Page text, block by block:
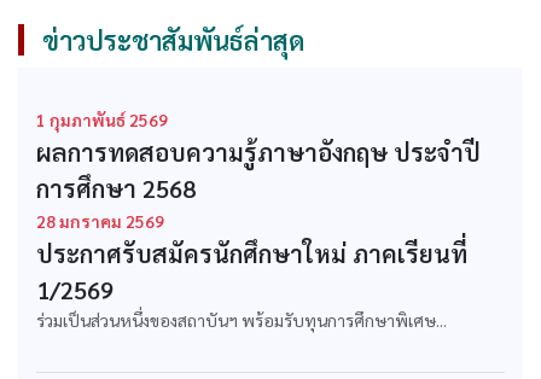
หลักสูตรปรัชญาดุษฎี
บัณฑิต สาขาวิชาการ
ก.พ. รับรองคุณวุฒิ
บัณฑิต สาขาวิชา
บริหารธุรกิจ
หลักสูตรบริหารธุรกิจ
มหาบัณฑิต สาขาวิชา
ก.พ. รับรองคุณวุฒิ
หลักสูตรบริหารธุรกิจ
บัณฑิต สาขาวิชา
คอมพิวเตอร์ธุรกิจ
หลักสูตรรัฐประศาสน
หลักสูตรเทคโนโลยี
หลักสูตรศิลปศาสตร
ข่าวประชาสัมพันธ์ล่าสุด
1 กุมภาพันธ์ 2569
ผลการทดสอบความรู้ภาษาอังกฤษ ประจำปี
การศึกษา 2568
28 มกราคม 2569
ประกาศรับสมัครนักศึกษาใหม่ ภาคเรียนที่
1/2569
ร่วมเป็นส่วนหนึ่งของสถาบันฯ พร้อมรับทุนการศึกษาพิเศษ...